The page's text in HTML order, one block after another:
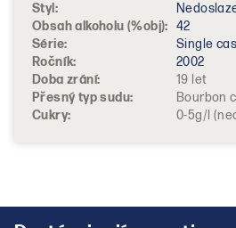
Styl :
Obsah alkoholu (%obj): 42
Série:
Single
Ročník:
2002
Doba zrání:
19 let
Přesný typ sudu:
Bourbon
Cukry: 0-5g/l